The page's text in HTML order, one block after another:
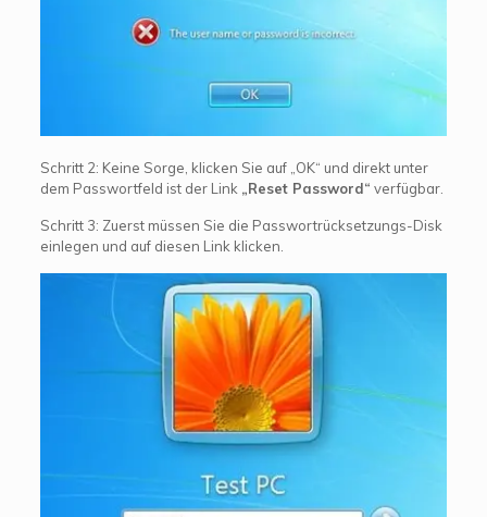
Schritt 2: Keine Sorge, klicken Sie auf „OK“ und direkt unter
dem Passwortfeld ist der Link „Reset Password“ verfügbar.
Schritt 3: Zuerst müssen Sie die Passwortrücksetzungs-Disk
einlegen und auf diesen Link klicken.